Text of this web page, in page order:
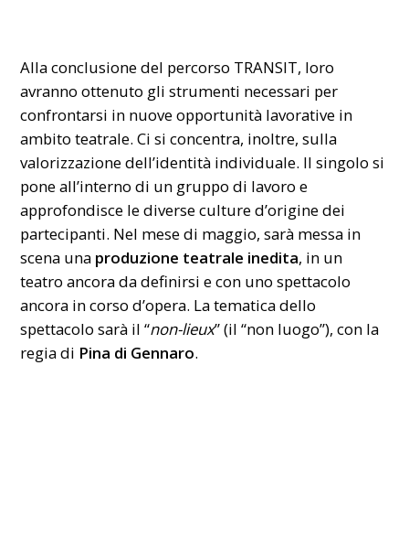
Alla conclusione del percorso TRANSIT, loro
avranno ottenuto gli strumenti necessari per
confrontarsi in nuove opportunità lavorative in
ambito teatrale. Ci si concentra, inoltre, sulla
valorizzazione dell’identità individuale. Il singolo si
pone all’interno di un gruppo di lavoro e
approfondisce le diverse culture d’origine dei
partecipanti. Nel mese di maggio, sarà messa in
scena una produzione teatrale inedita, in un
teatro ancora da definirsi e con uno spettacolo
ancora in corso d’opera. La tematica dello
spettacolo sarà il “non-lieux” (il “non luogo”), con la
regia di Pina di Gennaro.